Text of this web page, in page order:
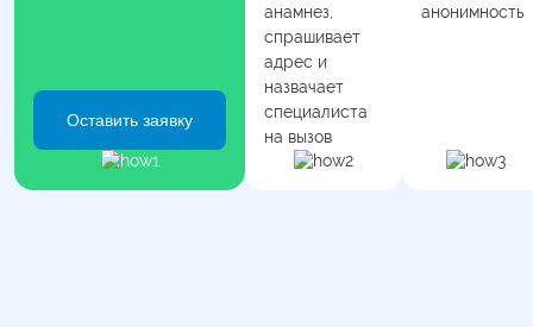
Оставить заявку
анамнез,
спрашивает
адрес и
назвачает
специалиста
на вызов
анонимность